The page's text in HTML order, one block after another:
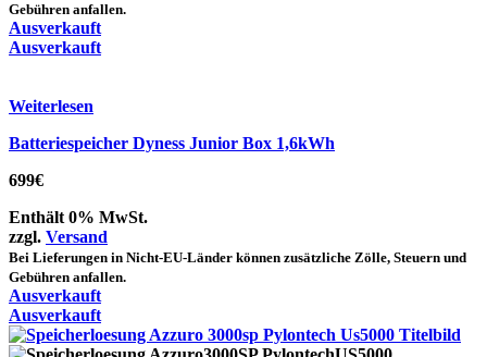
Gebühren anfallen.
Ausverkauft
Ausverkauft
Weiterlesen
Batteriespeicher Dyness Junior Box 1,6kWh
699€
Enthält 0% MwSt.
zzgl. Versand
Bei Lieferungen in Nicht-EU-Länder können zusätzliche Zölle, Steuern und
Gebühren anfallen.
Ausverkauft
Ausverkauft